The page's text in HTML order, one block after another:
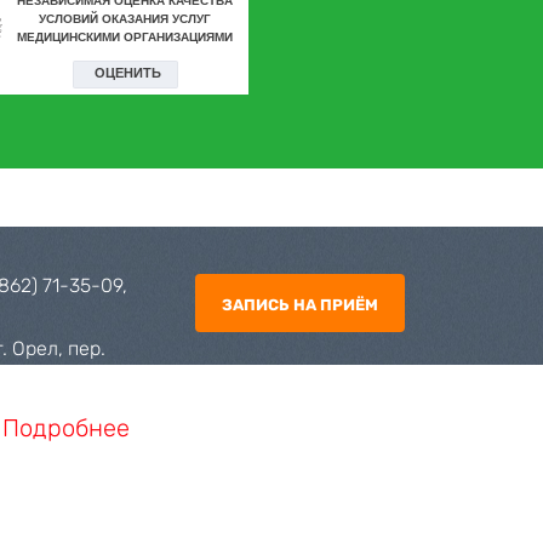
71-35-09,
Орел, пер.
ЗАПИСЬ НА ПРИЁМ
Подробнее